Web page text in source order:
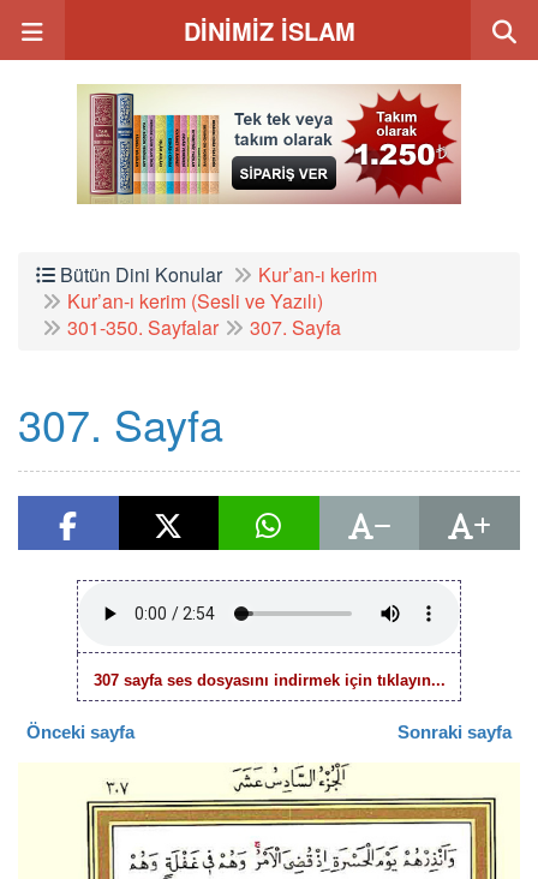
DİNİMİZ İSLAM
Bütün Dini Konular
Kur’an-ı kerim
Kur’an-ı kerim (Sesli ve Yazılı)
301-350. Sayfalar
307. Sayfa
307. Sayfa
307 sayfa ses dosyasını indirmek için tıklayın...
Önceki sayfa Sonraki sayfa